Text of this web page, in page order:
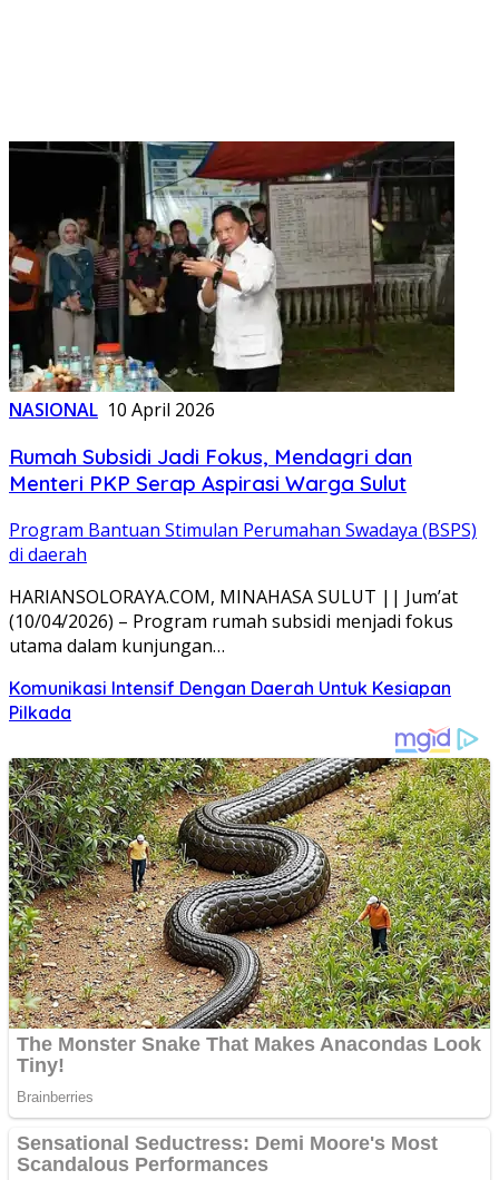
NASIONAL 10 April 2026
Rumah Subsidi Jadi Fokus, Mendagri dan
Menteri PKP Serap Aspirasi Warga Sulut
Program Bantuan Stimulan Perumahan Swadaya (BSPS)
di daerah
HARIANSOLORAYA.COM, MINAHASA SULUT || Jum’at
(10/04/2026) – Program rumah subsidi menjadi fokus
utama dalam kunjungan…
Komunikasi Intensif Dengan Daerah Untuk Kesiapan
Pilkada